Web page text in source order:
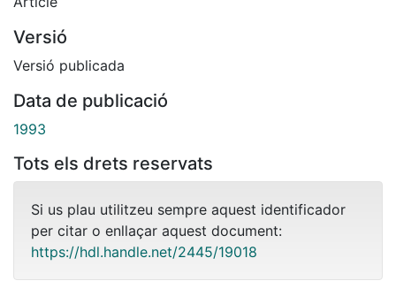
Versió
Versió publicada
Data de publicació
1993
Tots els drets reservats
Si us plau utilitzeu sempre aquest identificador
per citar o enllaçar aquest document:
https://hdl.handle.net/2445/19018